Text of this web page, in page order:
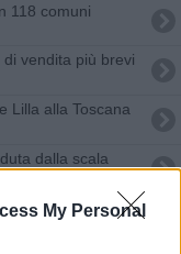
My Personal
118 comuni
vendita più brevi
Lilla alla Toscana
dalla scala
avvistato in